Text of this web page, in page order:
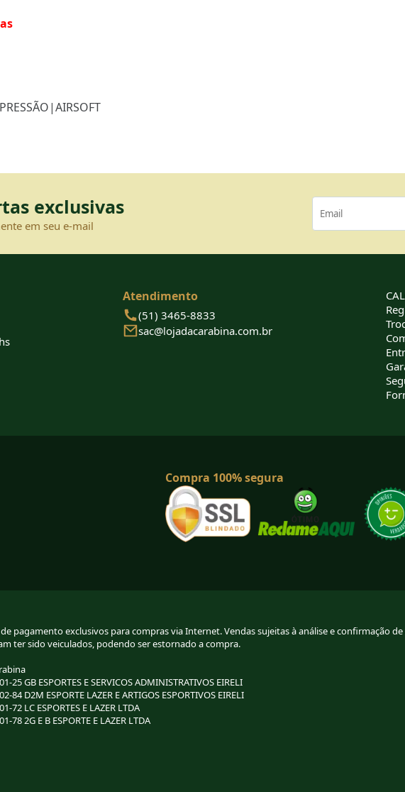
PRESSÃO|AIRSOFT
exclusivas
em seu e-mail
Atendimento
(51) 3465-8833
sac@lojadacarabina.com.br
Compra 100% segura
pagamento exclusivos para compras via Internet. Vendas sujeitas à análise e confirmação
ter sido veiculados, podendo ser estornado a compra.
25 GB ESPORTES E SERVICOS ADMINISTRATIVOS EIRELI
84 D2M ESPORTE LAZER E ARTIGOS ESPORTIVOS EIRELI
72 LC ESPORTES E LAZER LTDA
78 2G E B ESPORTE E LAZER LTDA